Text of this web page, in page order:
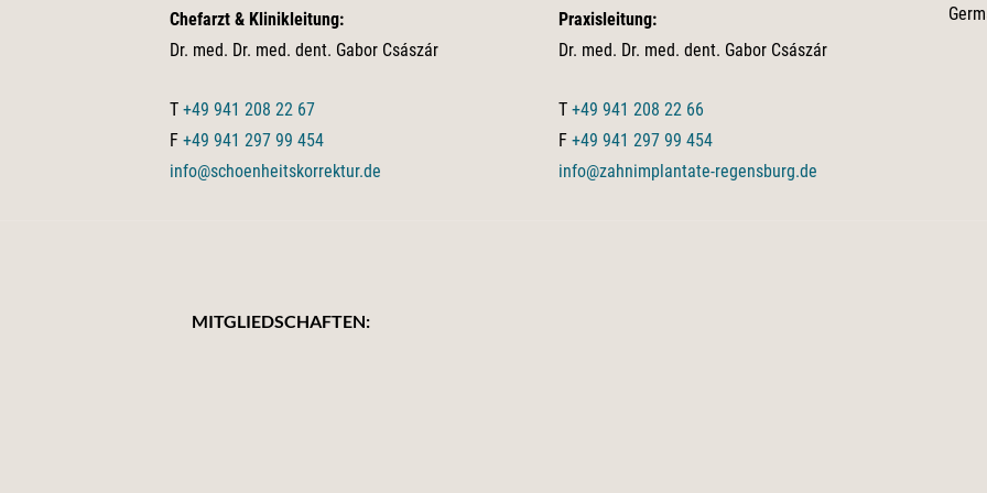
Chefarzt & Klinikleitung:
Dr. med. Dr. med. dent. Gabor Császár
T +49 941 208 22 67
F +49 941 297 99 454
info@schoenheitskorrektur.de
Praxisleitung:
Dr. med. Dr. med. dent. Gabor Császár
T+49 941 208 22 66
F+49 941 297 99 454
info@zahnimplantate-regensburg.de
MITGLIEDSCHAFTEN: